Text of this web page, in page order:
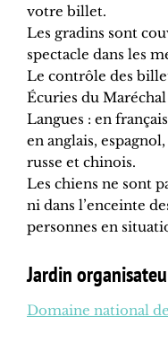
votre billet.
Les gradins sont
spectacle dans les
Le contrôle des
Écuries du Maréchal
Langues : en
en anglais,
russe et chinois.
Les chiens ne sont
ni dans l’enceinte
personnes en
Jardin
Domaine national